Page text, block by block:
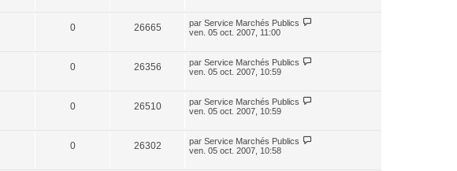
0 26665 par Service Marchés Publics
ven. 05 oct. 2007, 11:00
0 26356 par Service Marchés Publics
ven. 05 oct. 2007, 10:59
0 26510 par Service Marchés Publics
ven. 05 oct. 2007, 10:59
0 26302 par Service Marchés Publics
ven. 05 oct. 2007, 10:58